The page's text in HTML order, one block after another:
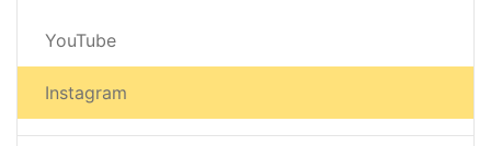
YouTube
Instagram